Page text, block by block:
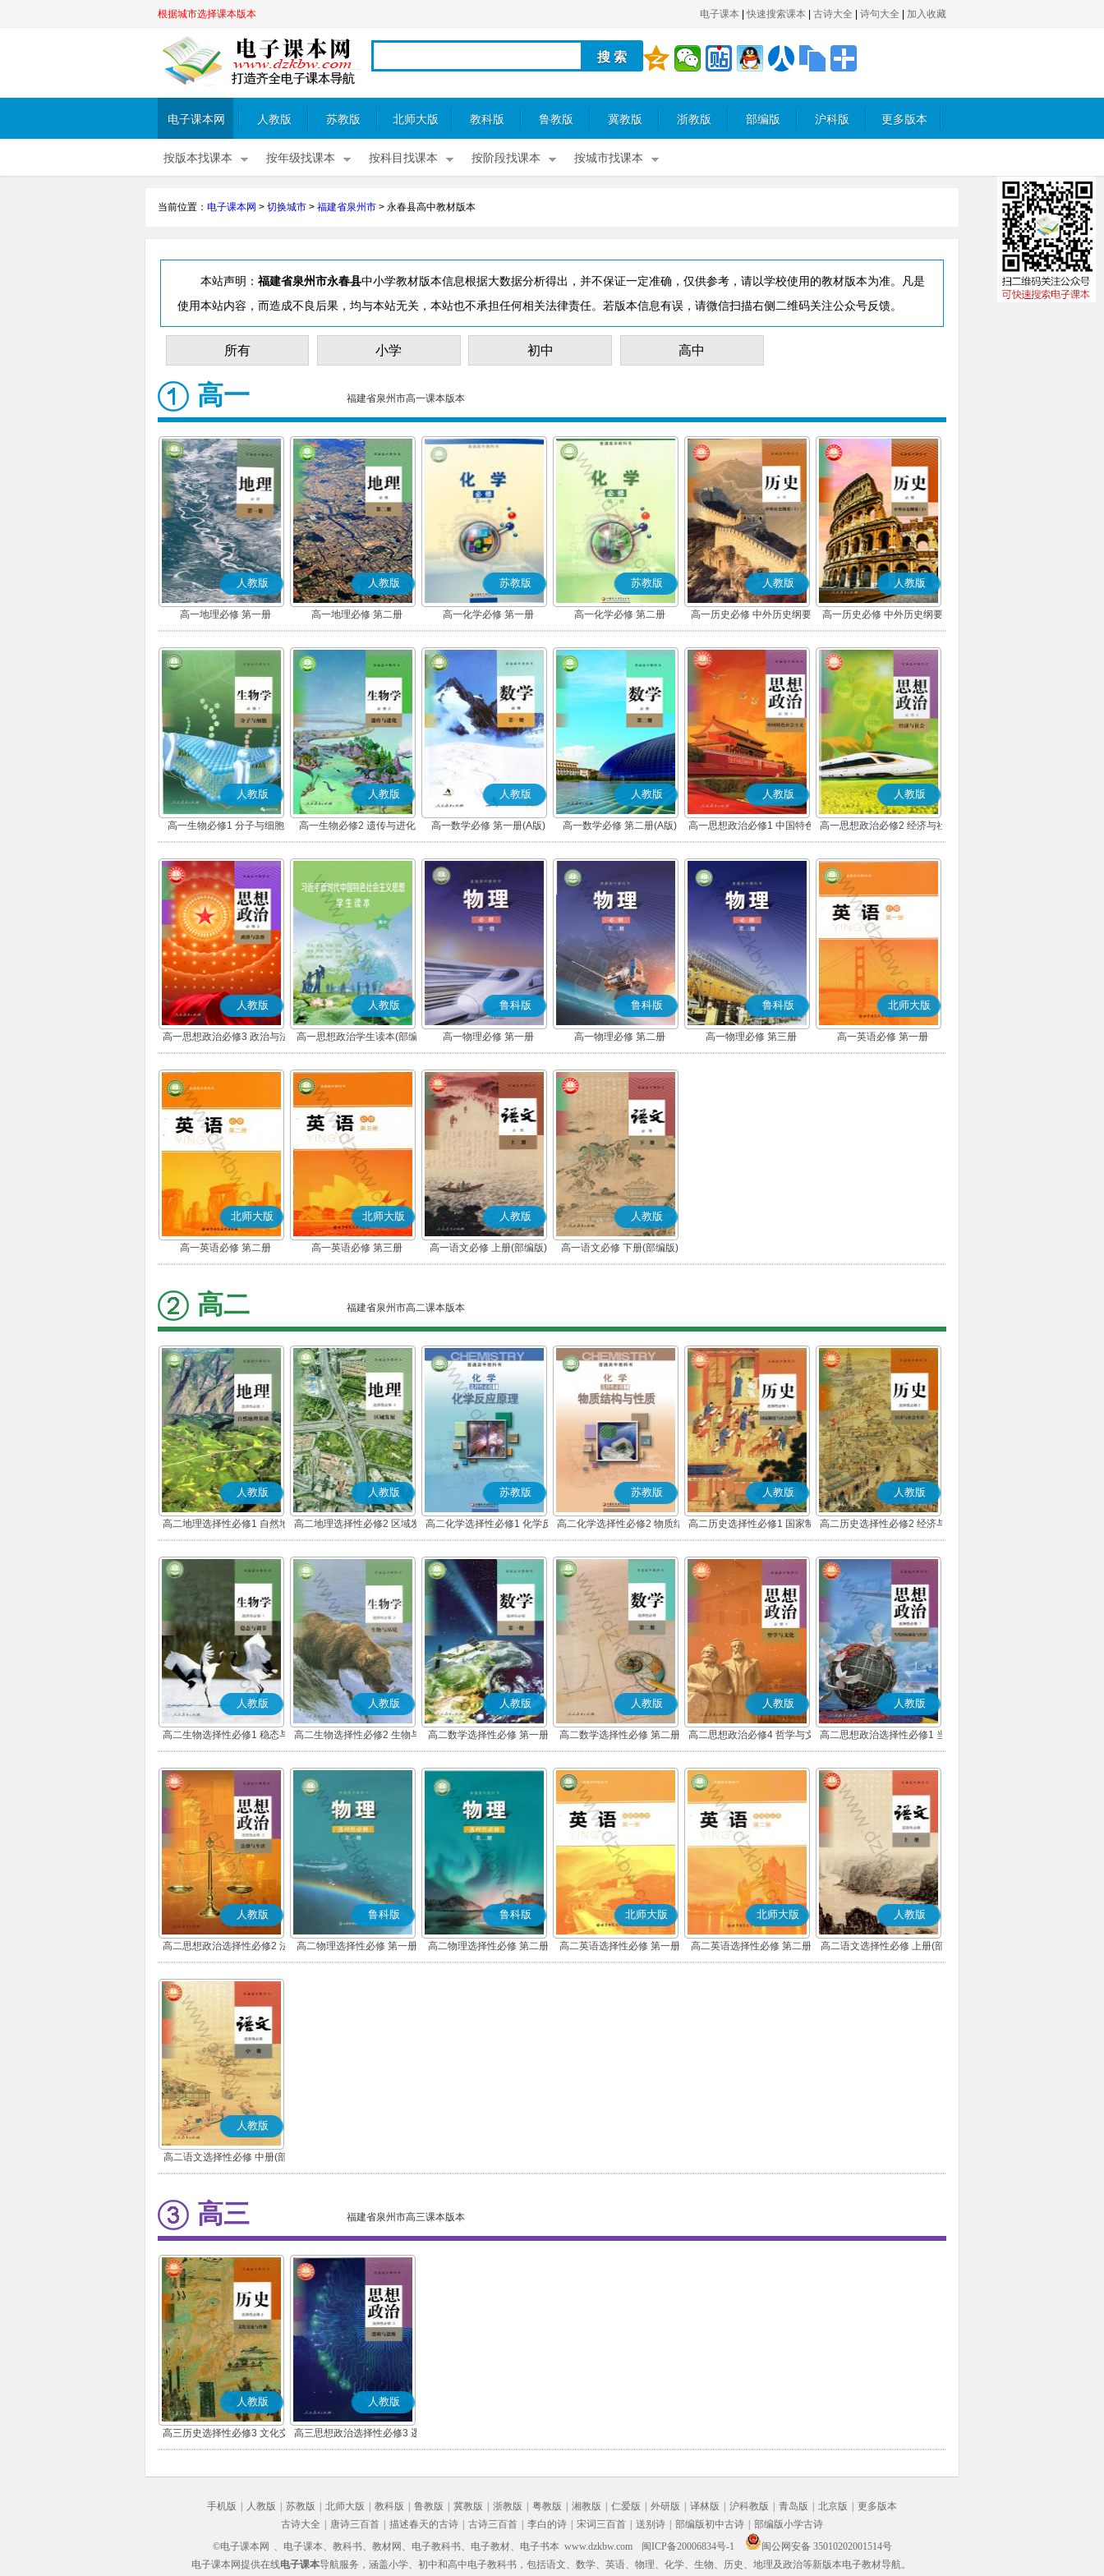
根据城市选择课本版本 电子课本 快速搜索课本 古诗大全 诗句大全 加入收藏
电子课本网 人教版 苏教版 北师大版 教科版 鲁教版 冀教版 浙教版 部编版 沪科版 更多版本
按版本找课本 按年级找课本 按科目找课本 按阶段找课本 按城市找课本
当前位置： 电子课本网 > 切换城市 > 福建省泉州市 > 永春县高中教材版本
本站声明： 福建省泉州市永春县中小学教材版本信息根据大数据分析得出，并不保证一定准确，仅供参考，请以学校使用的教材版本为准。凡是
使用本站内容，而造成不良后果，均与本站无关，本站也不承担任何相关法律责任。若版本信息有误，请微信扫描右侧二维码关注公众号反馈。
所有 小学 初中 高中
高一 福建省泉州市高一课本版本
人教版
高一地理必修 第一册
人教版
高一地理必修 第二册
苏教版
高一化学必修 第一册
苏教版
高一化学必修 第二册
人教版
高一历史必修 中外历史纲要
(上)(部编版)
人教版
高一历史必修 中外历史纲要
(下)(部编版)
人教版
高一生物必修1 分子与细胞
人教版
高一生物必修2 遗传与进化
人教版
高一数学必修 第一册(A版)
人教版
高一数学必修 第二册(A版)
人教版
高一思想政治必修1 中国特色
社会主义(部编版)
人教版
高一思想政治必修2 经济与社
会(部编版)
人教版
高一思想政治必修3 政治与法
治(部编版)
人教版
高一思想政治学生读本(部编
版)
鲁科版
高一物理必修 第一册
鲁科版
高一物理必修 第二册
鲁科版
高一物理必修 第三册
北师大版
高一英语必修 第一册
北师大版
高一英语必修 第二册
北师大版
高一英语必修 第三册
人教版
高一语文必修 上册(部编版)
人教版
高一语文必修 下册(部编版)
高二 福建省泉州市高二课本版本
人教版
高二地理选择性必修1 自然地
理基础
人教版
高二地理选择性必修2 区域发
展
苏教版
高二化学选择性必修1 化学反
应原理
苏教版
高二化学选择性必修2 物质结
构与性质
人教版
高二历史选择性必修1 国家制
度与社会治理(部编版)
人教版
高二历史选择性必修2 经济与
社会生活(部编版)
人教版
高二生物选择性必修1 稳态与
调节
人教版
高二生物选择性必修2 生物与
环境
人教版
高二数学选择性必修 第一册
(A版)
人教版
高二数学选择性必修 第二册
(A版)
人教版
高二思想政治必修4 哲学与文
化(部编版)
人教版
高二思想政治选择性必修1 当
代国际政治与经济(部编版)
人教版
高二思想政治选择性必修2 法
律与生活(部编版)
鲁科版
高二物理选择性必修 第一册
鲁科版
高二物理选择性必修 第二册
北师大版
高二英语选择性必修 第一册
北师大版
高二英语选择性必修 第二册
人教版
高二语文选择性必修 上册(部
编版)
人教版
高二语文选择性必修 中册(部
编版)
高三 福建省泉州市高三课本版本
人教版
高三历史选择性必修3 文化交
流与传播(部编版)
人教版
高三思想政治选择性必修3 逻
辑与思维(部编版)
手机版 人教版 苏教版 北师大版 教科版 鲁教版 冀教版 浙教版 粤教版 湘教版 仁爱版 外研版 译林版 沪科教版 青岛版 北京版
更多版本
古诗大全
唐诗三百首 描述春天的古诗 古诗三百首 李白的诗 宋词三百首 送别诗 部编版初中古诗
部编版小学古诗
©电子课本网 、电子课本、教科书、教材网、电子教科书、电子教材、电子书本 www.dzkbw.com 闽ICP备20006834号-1
闽公网安备 35010202001514号
电子课本网提供在线电子课本导航服务，涵盖小学、初中和高中电子教科书，包括语文、数学、英语、物理、化学、生物、历史、地理及政治等新版本电子教材导航。